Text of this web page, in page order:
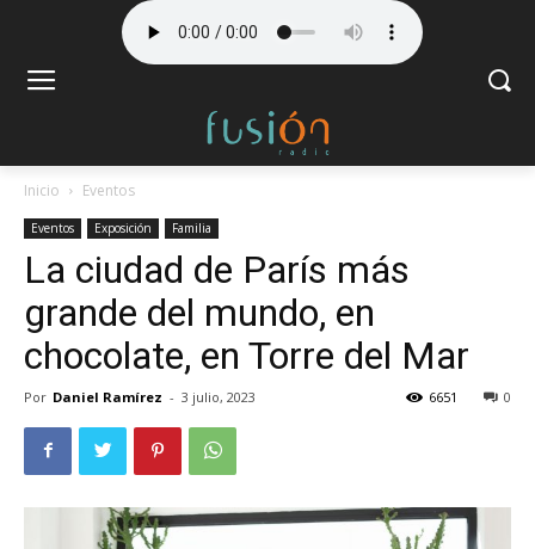
Inicio Eventos
Eventos Exposición Familia
La ciudad de París más
grande del mundo, en
chocolate, en Torre del Mar
Por Daniel Ramírez - 3 julio, 2023 0
6651